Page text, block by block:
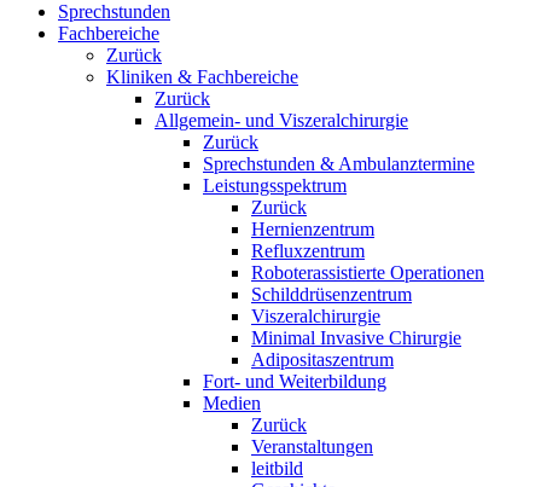
Sprechstunden
Fachbereiche
Zurück
Kliniken & Fachbereiche
Zurück
Allgemein- und Viszeralchirurgie
Zurück
Sprechstunden & Ambulanztermine
Leistungsspektrum
Zurück
Hernienzentrum
Refluxzentrum
Roboterassistierte Operationen
Schilddrüsenzentrum
Viszeralchirurgie
Minimal Invasive Chirurgie
Adipositaszentrum
Fort- und Weiterbildung
Medien
Zurück
Veranstaltungen
leitbild